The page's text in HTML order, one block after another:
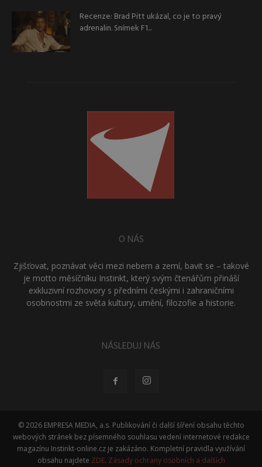
Recenze: Brad Pitt ukázal, co je to pravý
adrenalin. Snímek F1...
O NÁS
Zjišťovat, poznávat věci mezi nebem a zemí, bavit se – takové
je motto měsíčníku Instinkt, který svým čtenářům přináší
exkluzivní rozhovory s předními českými i zahraničními
osobnostmi ze světa kultury, umění, filozofie a historie.
NÁSLEDUJ NÁS
© 2026 EMPRESA MEDIA, a.s. Publikování či další šíření obsahu těchto
webových stránek bez písemného souhlasu vedení internetové redakce
magazínu Instinkt-online.cz je zakázáno. Kompletní pravidla využívání
obsahu najdete ZDE. Zásady ochrany osobních a dalších